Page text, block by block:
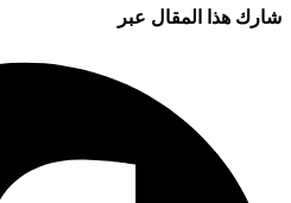
شارك هذا المقال عبر